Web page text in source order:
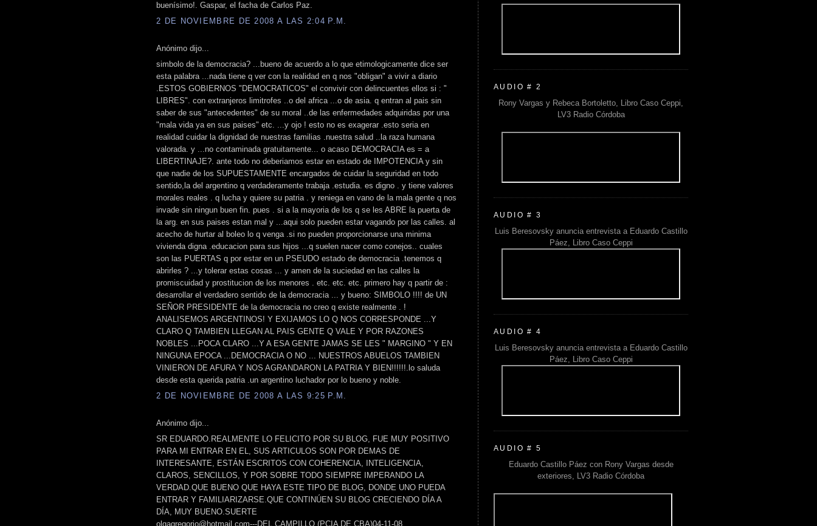
buenísimo!. Gaspar, el facha de Carlos Paz.
2 DE NOVIEMBRE DE 2008 A LAS 2:04 P.M.
Anónimo dijo...
simbolo de la democracia? ...bueno de acuerdo a lo que etimologicamente dice ser
esta palabra ...nada tiene q ver con la realidad en q nos "obligan" a vivir a diario
.ESTOS GOBIERNOS "DEMOCRATICOS" el convivir con delincuentes ellos si : "
LIBRES". con extranjeros limitrofes ..o del africa ...o de asia. q entran al pais sin
saber de sus "antecedentes" de su moral ..de las enfermedades adquiridas por una
"mala vida ya en sus paises" etc. ...y ojo ! esto no es exagerar .esto seria en
realidad cuidar la dignidad de nuestras familias .nuestra salud ..la raza humana
valorada. y ...no contaminada gratuitamente... o acaso DEMOCRACIA es = a
LIBERTINAJE?. ante todo no deberiamos estar en estado de IMPOTENCIA y sin
que nadie de los SUPUESTAMENTE encargados de cuidar la seguridad en todo
sentido,la del argentino q verdaderamente trabaja .estudia. es digno . y tiene valores
morales reales . q lucha y quiere su patria . y reniega en vano de la mala gente q nos
invade sin ningun buen fin. pues . si a la mayoria de los q se les ABRE la puerta de
la arg. en sus paises estan mal y ...aqui solo pueden estar vagando por las calles. al
acecho de hurtar al boleo lo q venga .si no pueden proporcionarse una minima
vivienda digna .educacion para sus hijos ...q suelen nacer como conejos.. cuales
son las PUERTAS q por estar en un PSEUDO estado de democracia .tenemos q
abrirles ? ...y tolerar estas cosas ... y amen de la suciedad en las calles la
promiscuidad y prostitucion de los menores . etc. etc. etc. primero hay q partir de :
desarrollar el verdadero sentido de la democracia ... y bueno: SIMBOLO !!!! de UN
SEÑOR PRESIDENTE de la democracia no creo q existe realmente . !
ANALISEMOS ARGENTINOS! Y EXIJAMOS LO Q NOS CORRESPONDE ...Y
CLARO Q TAMBIEN LLEGAN AL PAIS GENTE Q VALE Y POR RAZONES
NOBLES ...POCA CLARO ...Y A ESA GENTE JAMAS SE LES " MARGINO " Y EN
NINGUNA EPOCA ...DEMOCRACIA O NO ... NUESTROS ABUELOS TAMBIEN
VINIERON DE AFURA Y NOS AGRANDARON LA PATRIA Y BIEN!!!!!!.lo saluda
desde esta querida patria .un argentino luchador por lo bueno y noble.
2 DE NOVIEMBRE DE 2008 A LAS 9:25 P.M.
Anónimo dijo...
SR EDUARDO.REALMENTE LO FELICITO POR SU BLOG, FUE MUY POSITIVO
PARA MI ENTRAR EN EL, SUS ARTICULOS SON POR DEMAS DE
INTERESANTE, ESTÁN ESCRITOS CON COHERENCIA, INTELIGENCIA,
CLAROS, SENCILLOS, Y POR SOBRE TODO SIEMPRE IMPERANDO LA
VERDAD.QUE BUENO QUE HAYA ESTE TIPO DE BLOG, DONDE UNO PUEDA
ENTRAR Y FAMILIARIZARSE.QUE CONTINÚEN SU BLOG CRECIENDO DÍA A
DÍA, MUY BUENO.SUERTE
olgagregorio@hotmail.com---DEL CAMPILLO (PCIA DE CBA)04-11-08
AUDIO # 2
Rony Vargas y Rebeca Bortoletto, Libro Caso Ceppi,
LV3 Radio Córdoba
AUDIO # 3
Luis Beresovsky anuncia entrevista a Eduardo Castillo
Páez, Libro Caso Ceppi
AUDIO # 4
Luis Beresovsky anuncia entrevista a Eduardo Castillo
Páez, Libro Caso Ceppi
AUDIO # 5
Eduardo Castillo Páez con Rony Vargas desde
exteriores, LV3 Radio Córdoba